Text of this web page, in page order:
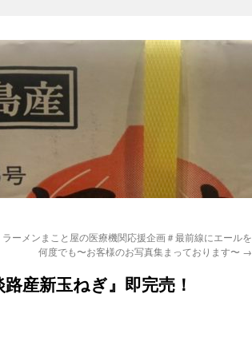
ラーメンまこと屋の医療機関応援企画＃最前線にエールを
何度でも〜お客様のお写真集まっております〜 →
産新玉ねぎ』即完売！